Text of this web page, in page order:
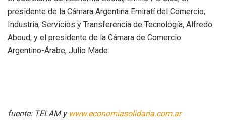
presidente de la Cámara Argentina Emiratí del Comercio,
Industria, Servicios y Transferencia de Tecnología, Alfredo
Aboud; y el presidente de la Cámara de Comercio
Argentino-Árabe, Julio Made.
fuente: TELAM y www.economiasolidaria.com.ar